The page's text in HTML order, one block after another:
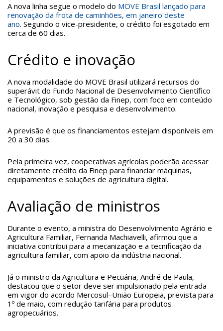
A nova linha segue o modelo do MOVE Brasil lançado para
renovação da frota de caminhões, em janeiro deste
ano. Segundo o vice-presidente, o crédito foi esgotado em
cerca de 60 dias.
Crédito e inovação
A nova modalidade do MOVE Brasil utilizará recursos do
superávit do Fundo Nacional de Desenvolvimento Científico
e Tecnológico, sob gestão da Finep, com foco em conteúdo
nacional, inovação e pesquisa e desenvolvimento.
A previsão é que os financiamentos estejam disponíveis em
20 a 30 dias.
Pela primeira vez, cooperativas agrícolas poderão acessar
diretamente crédito da Finep para financiar máquinas,
equipamentos e soluções de agricultura digital.
Avaliação de ministros
Durante o evento, a ministra do Desenvolvimento Agrário e
Agricultura Familiar, Fernanda Machiavelli, afirmou que a
iniciativa contribui para a mecanização e a tecnificação da
agricultura familiar, com apoio da indústria nacional.
Já o ministro da Agricultura e Pecuária, André de Paula,
destacou que o setor deve ser impulsionado pela entrada
em vigor do acordo Mercosul–União Europeia, prevista para
1º de maio, com redução tarifária para produtos
agropecuários.